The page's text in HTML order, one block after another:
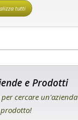
tutti
e Prodotti
cercare un'azienda